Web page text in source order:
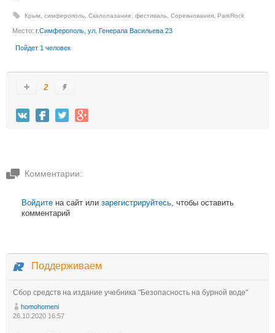
Крым, симферополь, Скалолазание, фестиваль, Соревнования, ParkRock
Место: г.Симферополь, ул. Генерала Васильева 23
Пойдет 1 человек
2
Комментарии:
Войдите на сайт или зарегистрируйтесь, чтобы оставить
комментарий
Поддерживаем
Сбор средств на издание учебника "Безопасность на бурной воде"
homohomeni
26.10.2020 16:57